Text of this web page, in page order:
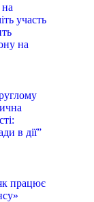
участь
на
в дії”
як працює